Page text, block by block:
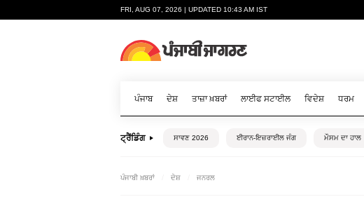
FRI, AUG 07, 2026 | UPDATED 10:43 AM IST
ਪੰਜਾਬ ਦੇਸ਼ ਤਾਜ਼ਾ ਖ਼ਬਰਾਂ ਲਾਈਫ ਸਟਾਈਲ ਵਿਦੇਸ਼ ਧਰਮ
ਟ੍ਰੈਂਡਿੰਗ ਸਾਵਣ 2026 ਈਰਾਨ-ਇਜ਼ਰਾਈਲ ਜੰਗ ਮੌਸਮ ਦਾ ਹਾਲ
ਪੰਜਾਬੀ ਖ਼ਬਰਾਂ ਦੇਸ਼ ਜਨਰਲ